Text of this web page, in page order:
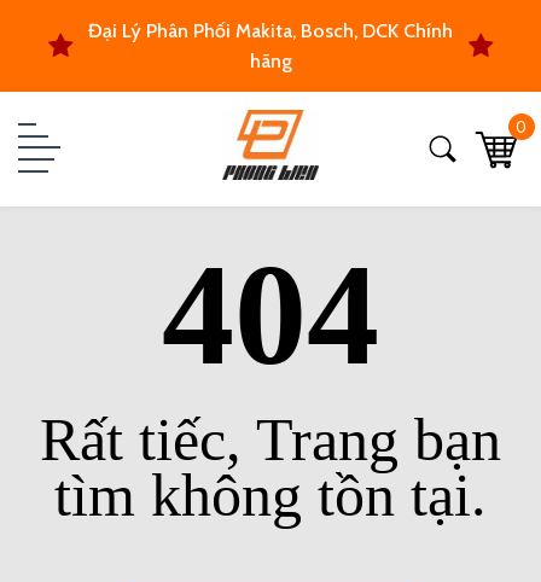
Đại Lý Phân Phối Makita, Bosch, DCK Chính
hãng
0
404
Rất tiếc, Trang bạn
tìm không tồn tại.